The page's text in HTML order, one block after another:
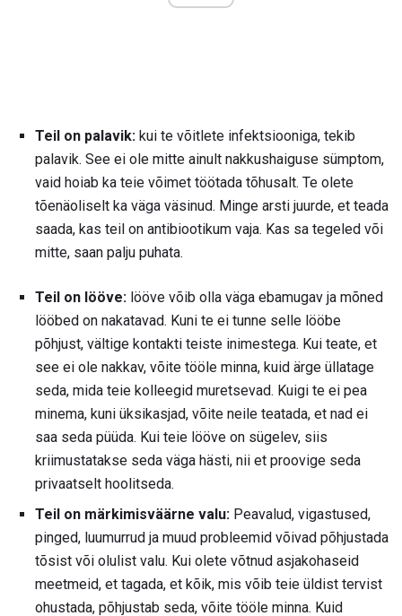
Teil on palavik: kui te võitlete infektsiooniga, tekib
palavik. See ei ole mitte ainult nakkushaiguse sümptom,
vaid hoiab ka teie võimet töötada tõhusalt. Te olete
tõenäoliselt ka väga väsinud. Minge arsti juurde, et teada
saada, kas teil on antibiootikum vaja. Kas sa tegeled või
mitte, saan palju puhata.
Teil on lööve: lööve võib olla väga ebamugav ja mõned
lööbed on nakatavad. Kuni te ei tunne selle lööbe
põhjust, vältige kontakti teiste inimestega. Kui teate, et
see ei ole nakkav, võite tööle minna, kuid ärge üllatage
seda, mida teie kolleegid muretsevad. Kuigi te ei pea
minema, kuni üksikasjad, võite neile teatada, et nad ei
saa seda püüda. Kui teie lööve on sügelev, siis
kriimustatakse seda väga hästi, nii et proovige seda
privaatselt hoolitseda.
Teil on märkimisväärne valu: Peavalud, vigastused,
pinged, luumurrud ja muud probleemid võivad põhjustada
tõsist või olulist valu. Kui olete võtnud asjakohaseid
meetmeid, et tagada, et kõik, mis võib teie üldist tervist
ohustada, põhjustab seda, võite tööle minna. Kuid